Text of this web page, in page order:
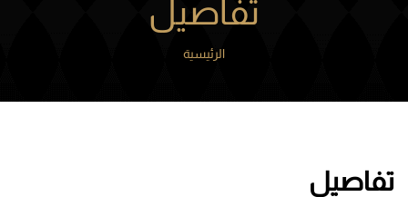
تفاصيل
الرئيسية
تفاصيل